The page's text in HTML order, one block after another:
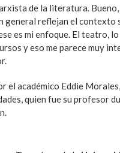
de la literatura. Bueno,
general reflejan el contexto
es mi enfoque. El teatro, lo
y eso me parece muy
el académico Eddie
quien fue su profesor